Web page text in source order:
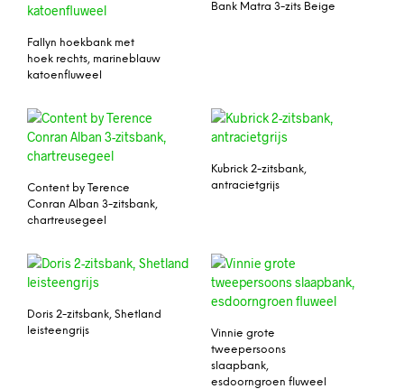
Fallyn hoekbank met
hoek rechts, marineblauw
katoenfluweel
Bank Matra 3-zits Beige
Content by Terence
Conran Alban 3-zitsbank,
chartreusegeel
Kubrick 2-zitsbank,
antracietgrijs
Doris 2-zitsbank, Shetland
leisteengrijs
Vinnie grote
tweepersoons
slaapbank,
esdoorngroen fluweel